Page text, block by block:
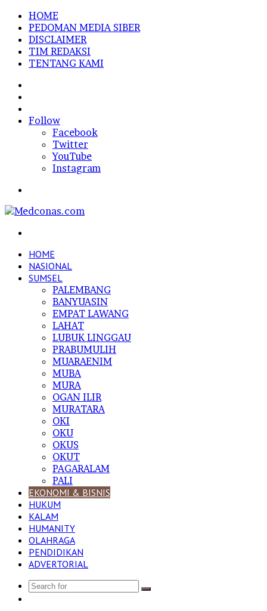
HOME
PEDOMAN MEDIA SIBER
DISCLAIMER
TIM REDAKSI
TENTANG KAMI
In
Follow
Facebook
Twitter
YouTube
Instagram
HOME
NASIONAL
SUMSEL
PALEMBANG
BANYUASIN
EMPAT LAWANG
LAHAT
LUBUK LINGGAU
PRABUMULIH
MUARAENIM
MUBA
MURA
OGAN ILIR
MURATARA
OKI
OKU
OKUS
OKUT
PAGARALAM
PALI
EKONOMI & BISNIS
HUKUM
KALAM
HUMANITY
OLAHRAGA
PENDIDIKAN
ADVERTORIAL
Search